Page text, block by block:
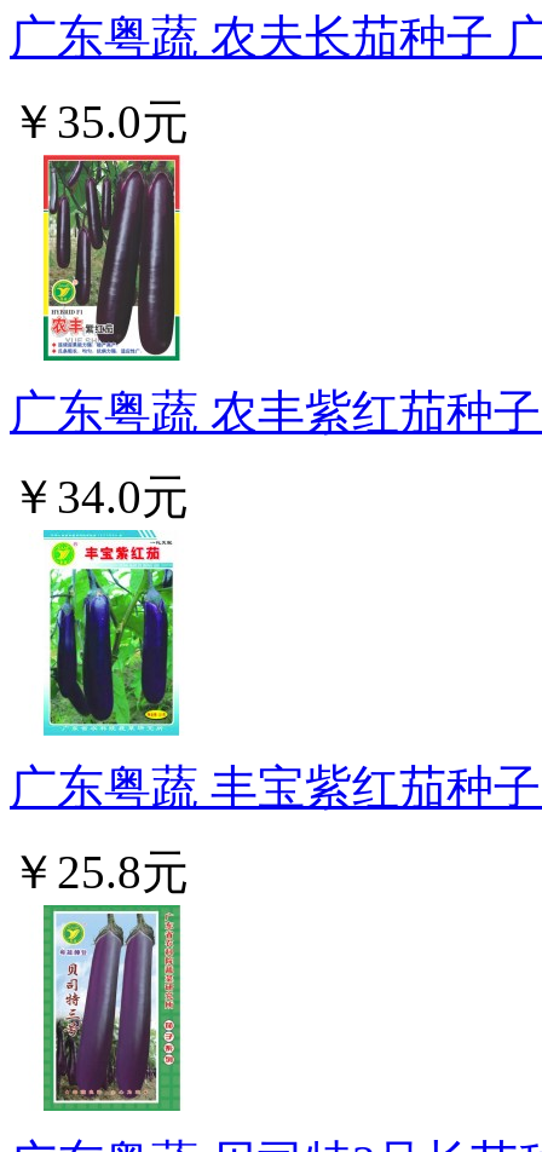
广东粤蔬 农夫长茄种子
￥35.0元
广东粤蔬 农丰紫红茄种
￥34.0元
广东粤蔬 丰宝紫红茄种
￥25.8元